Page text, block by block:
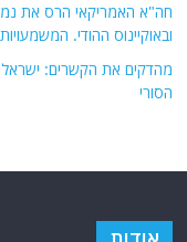
חה"א האמריקאי הרס את
ובאוקיינוס ההודי. המשמעויות
מהדקים את הקשרים: ישראל
הסורי